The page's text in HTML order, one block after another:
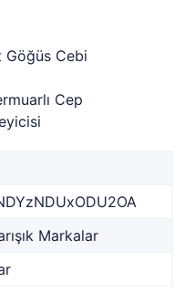
Göğüs Cebi
Cep
Markalar